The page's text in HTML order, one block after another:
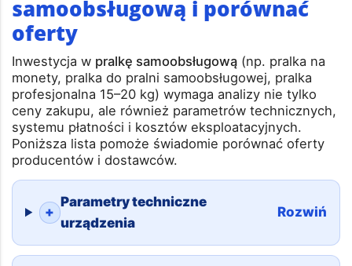
samoobsługową i porównać
oferty
Inwestycja w pralkę samoobsługową (np. pralka na
monety, pralka do pralni samoobsługowej, pralka
profesjonalna 15–20 kg) wymaga analizy nie tylko
ceny zakupu, ale również parametrów technicznych,
systemu płatności i kosztów eksploatacyjnych.
Poniższa lista pomoże świadomie porównać oferty
producentów i dostawców.
+
Parametry techniczne
urządzenia
Rozwiń